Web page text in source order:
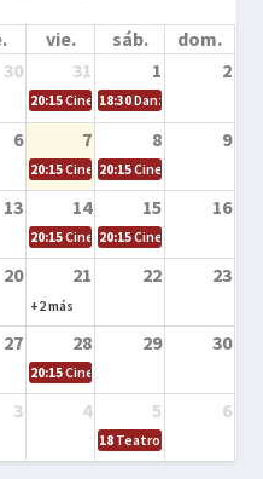
vie. sáb.
dom.
30 31 1 2
20:15Cine en la calle – Cómo
18:30Danza – Cita en el
6 7 8 9
20:15Cine en la calle – El niño y la
20:15Cine en la calle –
13 14 15 16
20:15Cine en la calle – Tortugas
20:15Cine en la calle –
20 21 22 23
+2 más
27 28 29 30
20:15Cine en el calle – Tintín y el
3 4 5 6
18 Teatro – Tres